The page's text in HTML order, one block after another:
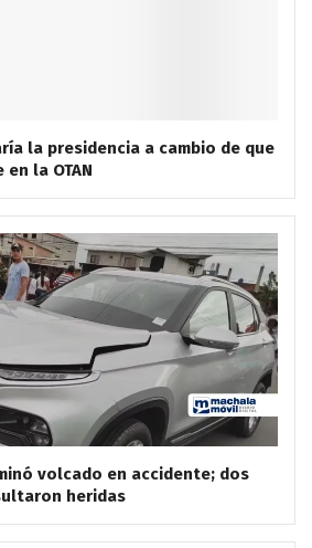
la presidencia a cambio de que
la OTAN
volcado en accidente; dos
heridas